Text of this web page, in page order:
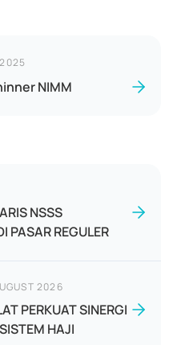
NIMM
NSSS
PASAR REGULER
2026
PERKUAT SINERGI
HAJI